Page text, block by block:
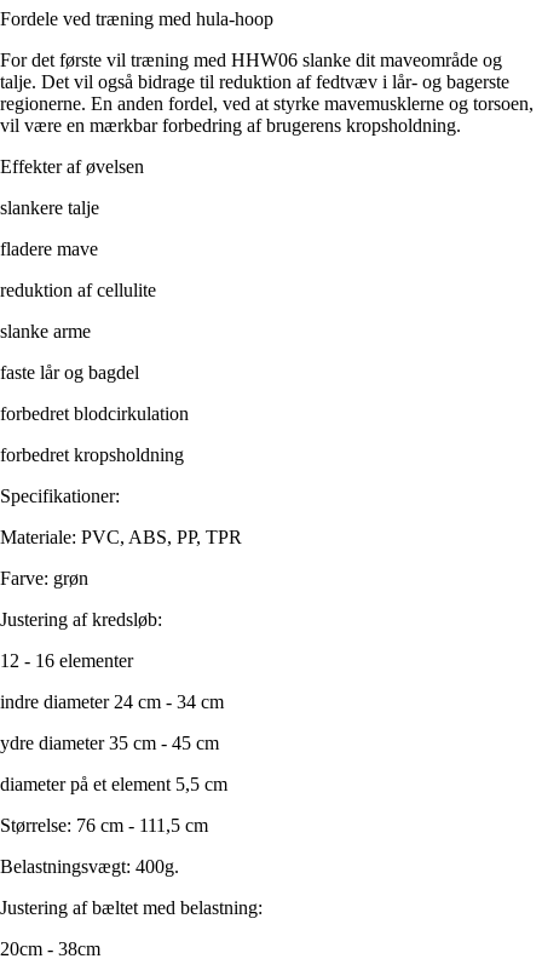
Fordele ved træning med hula-hoop
For det første vil træning med HHW06 slanke dit maveområde og
talje. Det vil også bidrage til reduktion af fedtvæv i lår- og bagerste
regionerne. En anden fordel, ved at styrke mavemusklerne og torsoen,
vil være en mærkbar forbedring af brugerens kropsholdning.
Effekter af øvelsen
slankere talje
fladere mave
reduktion af cellulite
slanke arme
faste lår og bagdel
forbedret blodcirkulation
forbedret kropsholdning
Specifikationer:
Materiale: PVC, ABS, PP, TPR
Farve: grøn
Justering af kredsløb:
12 - 16 elementer
indre diameter 24 cm - 34 cm
ydre diameter 35 cm - 45 cm
diameter på et element 5,5 cm
Størrelse: 76 cm - 111,5 cm
Belastningsvægt: 400g.
Justering af bæltet med belastning:
20cm - 38cm